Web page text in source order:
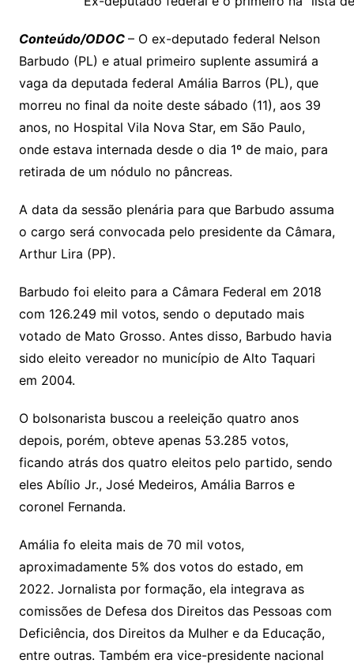
Li
n
k
A
p
p
a
m
dI
n
e
Cl
a
s
sr
o
m
s
a
g
e
lo
o
k.
c
o
m
y
p
e
h
o
o
M
ai
l
e
a
d
s
ai
l
ar
e
Conteúdo/ODOC – O ex-deputado federal Nelson
Barbudo (PL) e atual primeiro suplente assumirá a
vaga da deputada federal Amália Barros (PL), que
morreu no final da noite deste sábado (11), aos 39
anos, no Hospital Vila Nova Star, em São Paulo,
onde estava internada desde o dia 1º de maio, para
retirada de um nódulo no pâncreas.
A data da sessão plenária para que Barbudo assuma
o cargo será convocada pelo presidente da Câmara,
Arthur Lira (PP).
Barbudo foi eleito para a Câmara Federal em 2018
com 126.249 mil votos, sendo o deputado mais
votado de Mato Grosso. Antes disso, Barbudo havia
sido eleito vereador no município de Alto Taquari
em 2004.
O bolsonarista buscou a reeleição quatro anos
depois, porém, obteve apenas 53.285 votos,
ficando atrás dos quatro eleitos pelo partido, sendo
eles Abílio Jr., José Medeiros, Amália Barros e
coronel Fernanda.
Amália fo eleita mais de 70 mil votos,
aproximadamente 5% dos votos do estado, em
2022. Jornalista por formação, ela integrava as
comissões de Defesa dos Direitos das Pessoas com
Deficiência, dos Direitos da Mulher e da Educação,
entre outras. Também era vice-presidente nacional